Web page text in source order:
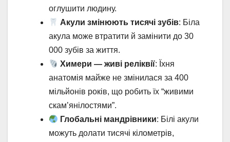
оглушити людину.
Акули змінюють тисячі зубів: Біла
акула може втратити й замінити до 30
000 зубів за життя.
Химери — живі реліквії: Їхня
анатомія майже не змінилася за 400
мільйонів років, що робить їх “живими
скам’янілостями”.
Глобальні мандрівники: Білі акули
можуть долати тисячі кілометрів,